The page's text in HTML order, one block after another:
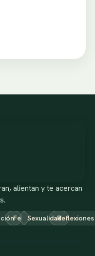
alientan y te acercan
Fe SexualidadReflexiones